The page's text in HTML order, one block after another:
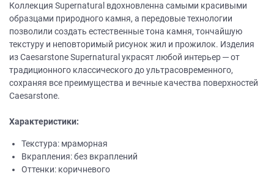
Коллекция Supernatural вдохновленна самыми красивыми
образцами природного камня, а передовые технологии
позволили создать естественные тона камня, тончайшую
текстуру и неповторимый рисунок жил и прожилок. Изделия
из Caesarstone Supernatural украсят любой интерьер ─ от
традиционного классического до ультрасовременного,
сохраняя все преимущества и вечные качества поверхностей
Caesarstone.
Характеристики:
Текстура: мраморная
Вкрапления: без вкраплений
Оттенки: коричневого